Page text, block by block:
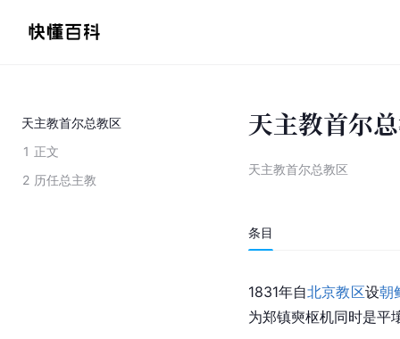
天主教首尔总教区
1 正文
2 历任总主教
天主教首尔
天主教首尔总教区
条目
1831年自北京教区设朝
为郑镇奭枢机同时是平